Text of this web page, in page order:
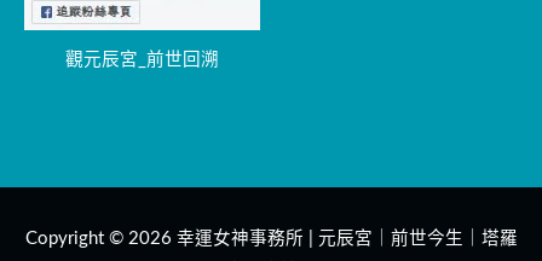
觀元辰宮_前世回溯
Copyright © 2026 幸運女神事務所 | 元辰宮｜前世今生｜塔羅